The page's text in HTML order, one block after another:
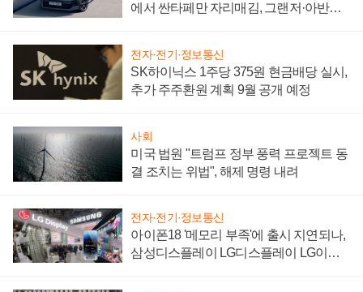
에서 싼타페만 자리매김, 그랜저·아반떼
전자·전기·정보통신
SK하이닉스 1주당 375원 현금배당 실시,
추가 주주환원 계획 9월 공개 예정
사회
미국 법원 "트럼프 정부 풍력 프로젝트 동
결 조치는 위법", 해제 명령 내려
전자·전기·정보통신
아이폰18 '메모리 부족'에 출시 지연되나,
삼성디스플레이 LG디스플레이 LG이노